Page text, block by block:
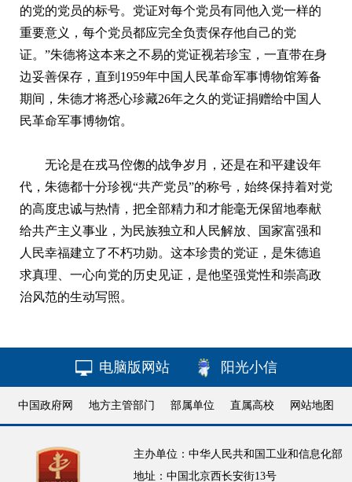
的党的党员的标号。党证对每个党员有同他入党一样的
重要意义，每个党员都应完全负责保存他自己的党
证。”朱德将这本来之不易的党证视若珍宝，一直带在身
边妥善保存，直到1959年中国人民革命军事博物馆筹备
期间，朱德才将悉心珍藏26年之久的党证捐赠给中国人
民革命军事博物馆。
无论是在戎马倥偬的战争岁月，还是在和平建设年
代，朱德都十分珍视“共产党员”的称号，始终保持着对党
的高度忠诚与热情，把全部精力和才能毫无保留地奉献
给共产主义事业，为民族独立和人民解放、国家富强和
人民幸福建立了不朽功勋。这本珍贵的党证，是朱德追
求真理、一心向党的历史见证，是他坚强党性和崇高政
治风范的生动写照。
电脑版网站 阳光小信
中国政府网 地方主管部门 部属单位 直属高校 网站地图
主办单位：中华人民共和国工业和信息化部
地址：中国北京西长安街13号